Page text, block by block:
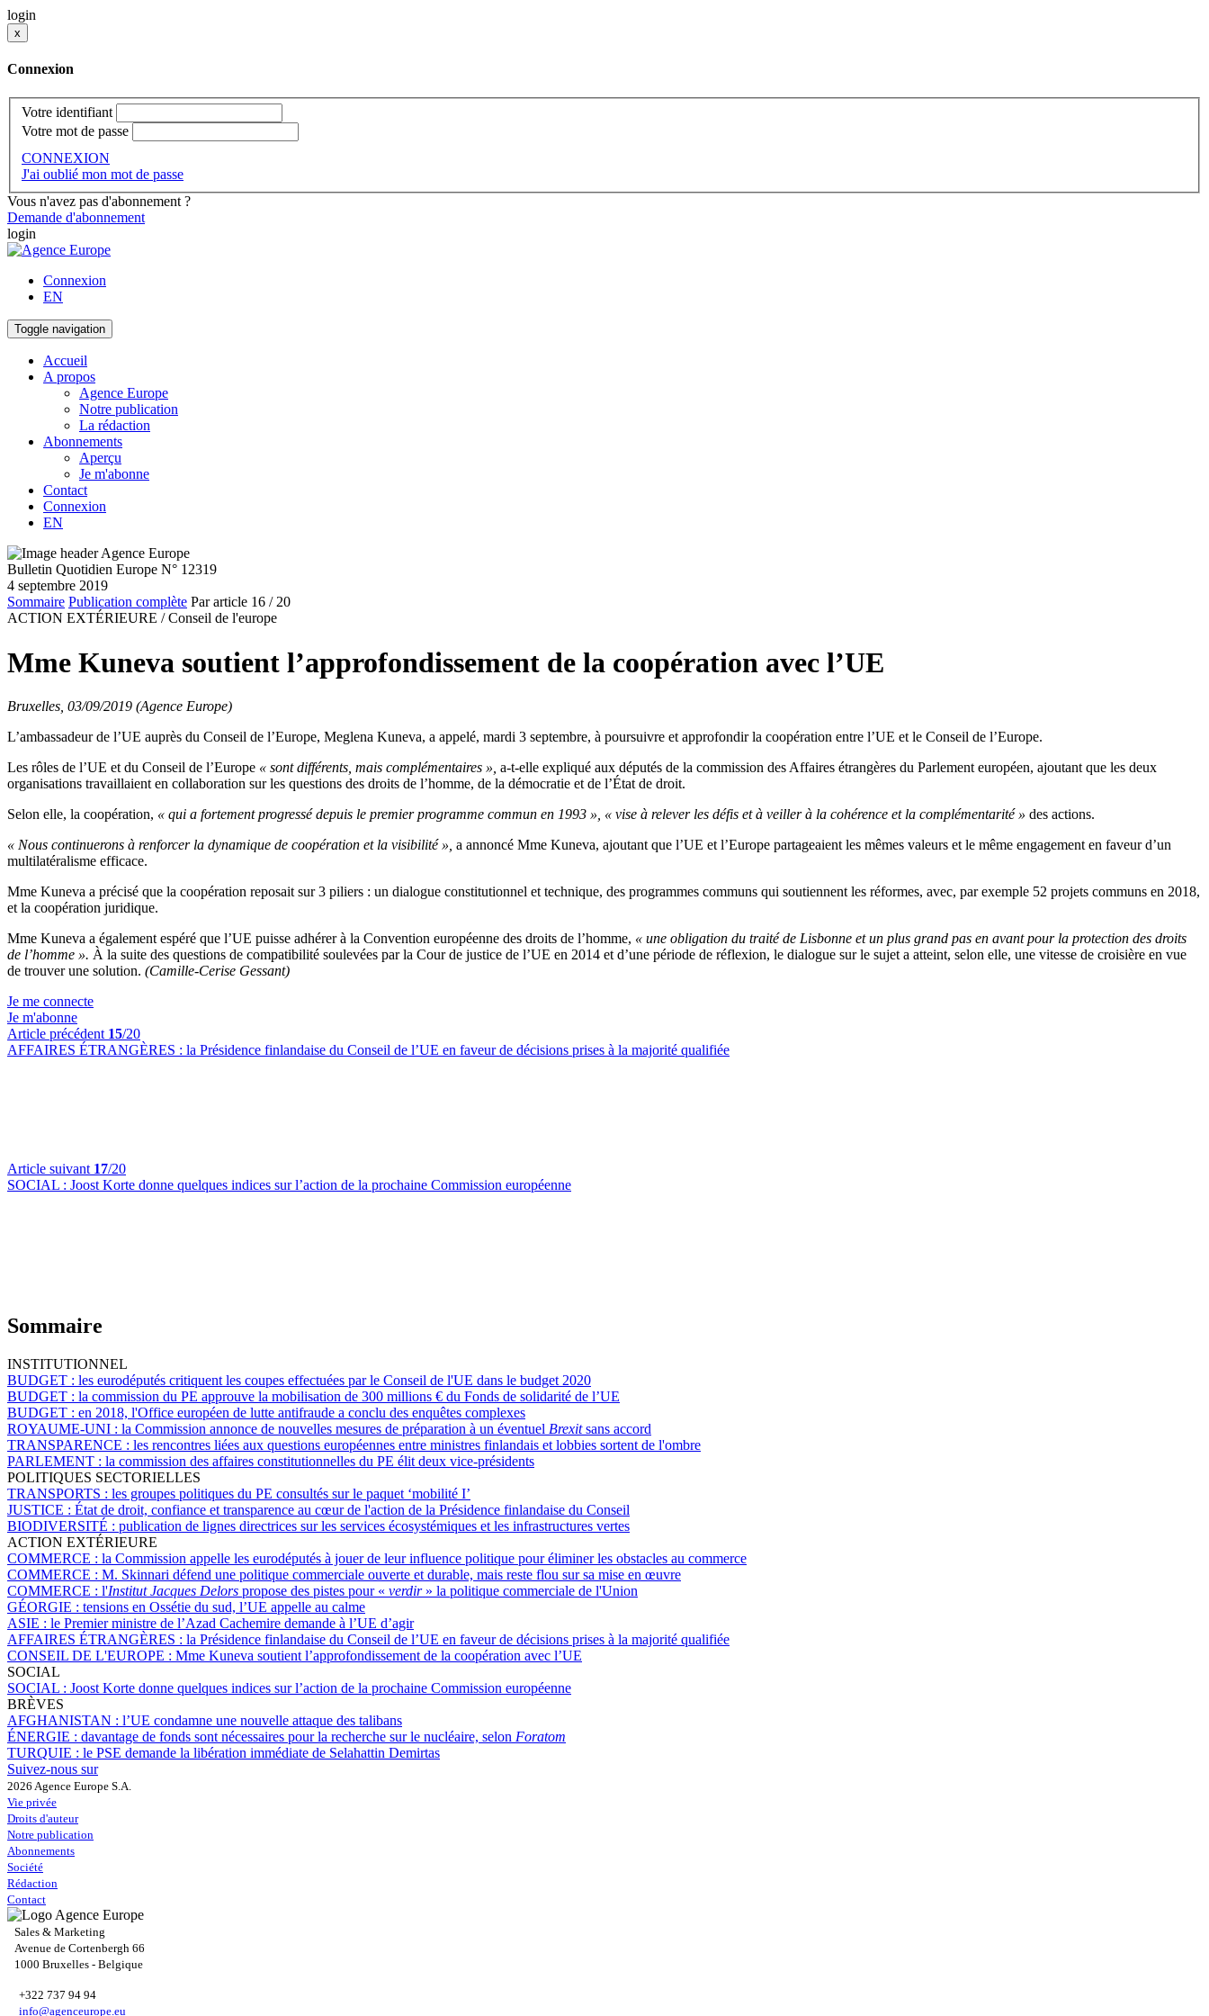
login
x
Connexion
Votre identifiant
Votre mot de passe
CONNEXION
J'ai oublié mon mot de passe
Vous n'avez pas d'abonnement ?
Demande d'abonnement
login
Connexion
EN
Toggle navigation
Accueil
A propos
Agence Europe
Notre publication
La rédaction
Abonnements
Aperçu
Je m'abonne
Contact
Connexion
EN
Bulletin Quotidien Europe N° 12319
4 septembre 2019
Sommaire Publication complète Par article 16 / 20
ACTION EXTÉRIEURE / Conseil de l'europe
Mme Kuneva soutient l’approfondissement de la coopération avec l’UE
Bruxelles, 03/09/2019 (Agence Europe)
L’ambassadeur de l’UE auprès du Conseil de l’Europe, Meglena Kuneva, a appelé, mardi 3 septembre, à poursuivre et approfondir la coopération entre l’UE et le Conseil de l’Europe.
Les rôles de l’UE et du Conseil de l’Europe « sont différents, mais complémentaires », a-t-elle expliqué aux députés de la commission des Affaires étrangères du Parlement européen, ajoutant que les deux
organisations travaillaient en collaboration sur les questions des droits de l’homme, de la démocratie et de l’État de droit.
Selon elle, la coopération, « qui a fortement progressé depuis le premier programme commun en 1993 », « vise à relever les défis et à veiller à la cohérence et la complémentarité » des actions.
« Nous continuerons à renforcer la dynamique de coopération et la visibilité », a annoncé Mme Kuneva, ajoutant que l’UE et l’Europe partageaient les mêmes valeurs et le même engagement en faveur d’un
multilatéralisme efficace.
Mme Kuneva a précisé que la coopération reposait sur 3 piliers : un dialogue constitutionnel et technique, des programmes communs qui soutiennent les réformes, avec, par exemple 52 projets communs en 2018,
et la coopération juridique.
Mme Kuneva a également espéré que l’UE puisse adhérer à la Convention européenne des droits de l’homme, « une obligation du traité de Lisbonne et un plus grand pas en avant pour la protection des droits
de l’homme ». À la suite des questions de compatibilité soulevées par la Cour de justice de l’UE en 2014 et d’une période de réflexion, le dialogue sur le sujet a atteint, selon elle, une vitesse de croisière en vue
de trouver une solution. (Camille-Cerise Gessant)
Je me connecte
Je m'abonne
Article précédent 15/20
AFFAIRES ÉTRANGÈRES : la Présidence finlandaise du Conseil de l’UE en faveur de décisions prises à la majorité qualifiée
Article suivant 17/20
SOCIAL : Joost Korte donne quelques indices sur l’action de la prochaine Commission européenne
Sommaire
INSTITUTIONNEL
BUDGET : les eurodéputés critiquent les coupes effectuées par le Conseil de l'UE dans le budget 2020
BUDGET : la commission du PE approuve la mobilisation de 300 millions € du Fonds de solidarité de l’UE
BUDGET : en 2018, l'Office européen de lutte antifraude a conclu des enquêtes complexes
ROYAUME-UNI : la Commission annonce de nouvelles mesures de préparation à un éventuel Brexitsans accord
TRANSPARENCE : les rencontres liées aux questions européennes entre ministres finlandais et lobbies sortent de l'ombre
PARLEMENT : la commission des affaires constitutionnelles du PE élit deux vice-présidents
POLITIQUES SECTORIELLES
TRANSPORTS : les groupes politiques du PE consultés sur le paquet ‘mobilité I’
JUSTICE : État de droit, confiance et transparence au cœur de l'action de la Présidence finlandaise du Conseil
BIODIVERSITÉ : publication de lignes directrices sur les services écosystémiques et les infrastructures vertes
ACTION EXTÉRIEURE
COMMERCE : la Commission appelle les eurodéputés à jouer de leur influence politique pour éliminer les obstacles au commerce
COMMERCE : M. Skinnari défend une politique commerciale ouverte et durable, mais reste flou sur sa mise en œuvre
COMMERCE : l'Institut Jacques Delors propose des pistes pour « verdir » la politique commerciale de l'Union
GÉORGIE : tensions en Ossétie du sud, l’UE appelle au calme
ASIE : le Premier ministre de l’Azad Cachemire demande à l’UE d’agir
AFFAIRES ÉTRANGÈRES : la Présidence finlandaise du Conseil de l’UE en faveur de décisions prises à la majorité qualifiée
CONSEIL DE L'EUROPE : Mme Kuneva soutient l’approfondissement de la coopération avec l’UE
SOCIAL
SOCIAL : Joost Korte donne quelques indices sur l’action de la prochaine Commission européenne
BRÈVES
AFGHANISTAN : l’UE condamne une nouvelle attaque des talibans
ÉNERGIE : davantage de fonds sont nécessaires pour la recherche sur le nucléaire, selon Foratom
TURQUIE : le PSE demande la libération immédiate de Selahattin Demirtas
Suivez-nous sur
2026 Agence Europe S.A.
Vie privée
Droits d'auteur
Notre publication
Abonnements
Société
Rédaction
Contact
Sales & Marketing
Avenue de Cortenbergh 66
1000 Bruxelles - Belgique
+322 737 94 94
info@agenceurope.eu